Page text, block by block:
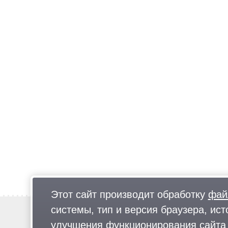
Новости
Предложи новость
Этот сайт производит обработку
системы, тип и версия браузера,
улучшения функционирования